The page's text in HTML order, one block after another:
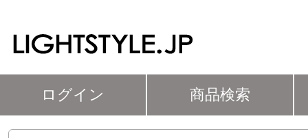
ログイン 商品検索